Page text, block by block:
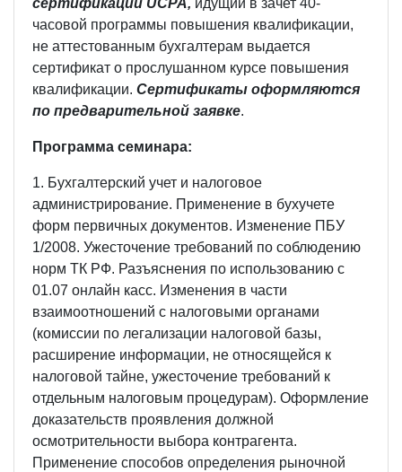
сертификации UCPA, идущий в зачет 40-
часовой программы повышения квалификации,
не аттестованным бухгалтерам выдается
сертификат о прослушанном курсе повышения
квалификации. Сертификаты оформляются
по предварительной заявке.
Программа семинара:
1. Бухгалтерский учет и налоговое
администрирование. Применение в бухучете
форм первичных документов. Изменение ПБУ
1/2008. Ужесточение требований по соблюдению
норм ТК РФ. Разъяснения по использованию с
01.07 онлайн касс. Изменения в части
взаимоотношений с налоговыми органами
(комиссии по легализации налоговой базы,
расширение информации, не относящейся к
налоговой тайне, ужесточение требований к
отдельным налоговым процедурам). Оформление
доказательств проявления должной
осмотрительности выбора контрагента.
Применение способов определения рыночной